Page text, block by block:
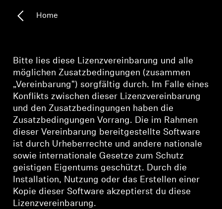
Kopfhörer-Ersatzteile & Zubehör
Hearing
Hearing
TV-Kopfhörer
Ressourcen zum Thema Hören
Original-Hörteile & Zubehör
Soundbars
Home
Bitte lies diese Lizenzvereinbarung und alle
möglichen Zusatzbedingungen (zusammen
„Vereinbarung") sorgfältig durch. Im Falle eines
Konflikts zwischen dieser Lizenzvereinbarung
und den Zusatzbedingungen haben die
Zusatzbedingungen Vorrang. Die im Rahmen
dieser Vereinbarung bereitgestellte Software
ist durch Urheberrechte und andere nationale
sowie internationale Gesetze zum Schutz
geistigen Eigentums geschützt. Durch die
Installation, Nutzung oder das Erstellen einer
Kopie dieser Software akzeptierst du diese
Lizenzvereinbarung.